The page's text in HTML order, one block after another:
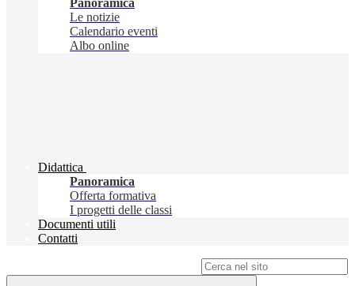
Panoramica
Le notizie
Calendario eventi
Albo online
Didattica
Panoramica
Offerta formativa
I progetti delle classi
Documenti utili
Contatti